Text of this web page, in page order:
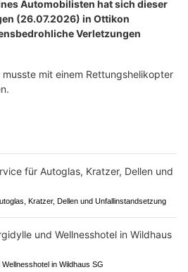
Automobilisten hat sich dieser
(26.07.2026) in Ottikon
Verletzungen
mit einem Rettungshelikopter
Kratzer, Dellen und Unfallinstandsetzung
in Wildhaus SG